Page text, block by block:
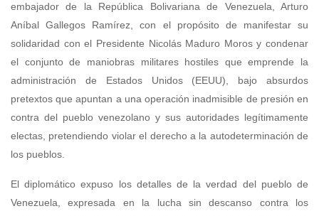
embajador de la República Bolivariana de Venezuela, Arturo
Aníbal Gallegos Ramírez, con el propósito de manifestar su
solidaridad con el Presidente Nicolás Maduro Moros y condenar
el conjunto de maniobras militares hostiles que emprende la
administración de Estados Unidos (EEUU), bajo absurdos
pretextos que apuntan a una operación inadmisible de presión en
contra del pueblo venezolano y sus autoridades legítimamente
electas, pretendiendo violar el derecho a la autodeterminación de
los pueblos.
El diplomático expuso los detalles de la verdad del pueblo de
Venezuela, expresada en la lucha sin descanso contra los